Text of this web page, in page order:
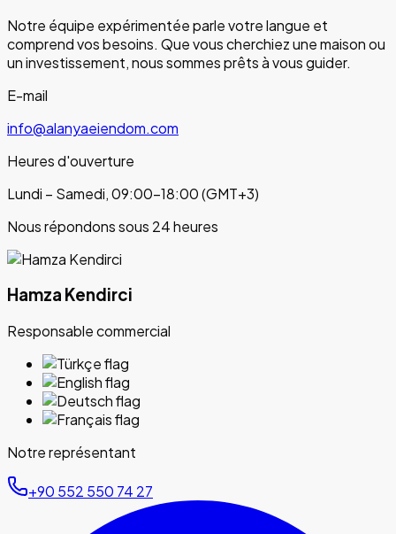
Notre équipe expérimentée parle votre langue et
comprend vos besoins. Que vous cherchiez une maison ou
un investissement, nous sommes prêts à vous guider.
E-mail
info@alanyaeiendom.com
Heures d'ouverture
Lundi – Samedi, 09:00–18:00 (GMT+3)
Nous répondons sous 24 heures
Hamza Kendirci
Responsable commercial
Notre représentant
+90 552 550 74 27